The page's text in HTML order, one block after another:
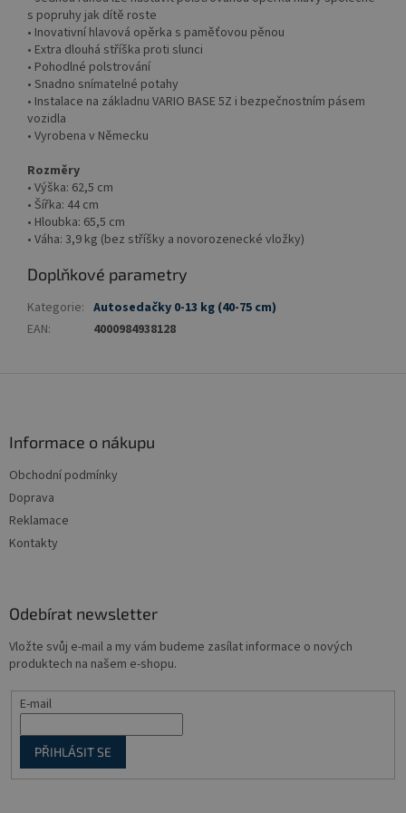
s popruhy jak dítě roste
• Inovativní hlavová opěrka s paměťovou pěnou
• Extra dlouhá stříška proti slunci
• Pohodlné polstrování
• Snadno snímatelné potahy
• Instalace na základnu VARIO BASE 5Z i bezpečnostním pásem
vozidla
• Vyrobena v Německu
Rozměry
• Výška: 62,5 cm
• Šířka: 44 cm
• Hloubka: 65,5 cm
• Váha: 3,9 kg (bez stříšky a novorozenecké vložky)
Doplňkové parametry
Kategorie: Autosedačky 0-13 kg (40-75 cm)
EAN: 4000984938128
Informace o nákupu
Obchodní podmínky
Doprava
Reklamace
Kontakty
Odebírat newsletter
Vložte svůj e-mail a my vám budeme zasílat informace o nových
produktech na našem e-shopu.
E-mail
PŘIHLÁSIT SE